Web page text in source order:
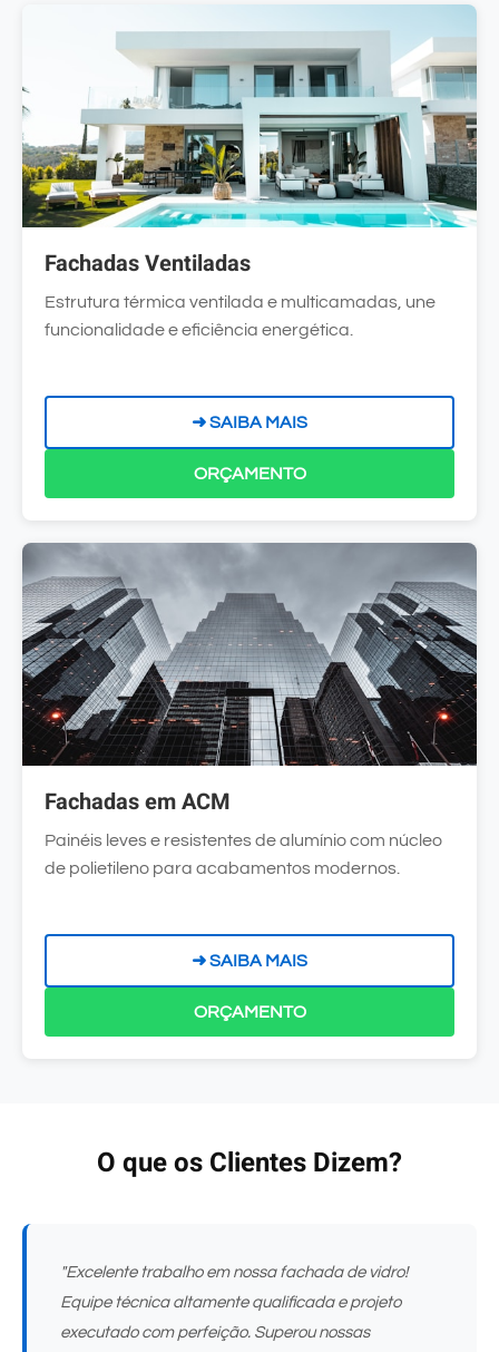
Fachadas Ventiladas
Estrutura térmica ventilada e multicamadas, une
funcionalidade e eficiência energética.
➜ SAIBA MAIS
ORÇAMENTO
Fachadas em ACM
Painéis leves e resistentes de alumínio com núcleo
de polietileno para acabamentos modernos.
➜ SAIBA MAIS
ORÇAMENTO
O que os Clientes Dizem?
"Excelente trabalho em nossa fachada de vidro!
Equipe técnica altamente qualificada e projeto
executado com perfeição. Superou nossas